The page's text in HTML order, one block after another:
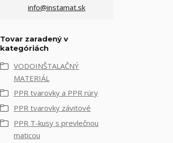
info@instamat.sk
Tovar zaradený v
kategóriách
VODOINŠTALAČNÝ
MATERIÁL
PPR tvarovky a PPR rúry
PPR tvarovky závitové
PPR T-kusy s prevlečnou
maticou